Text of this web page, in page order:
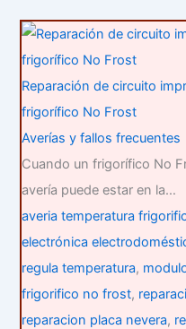
p
r
:Reparación de circuito
frigorífico No Frost
Averías y fallos frecuentes
Cuando un frigorífico No
avería puede estar en la…
averia temperatura
electrónica
regula temperatura,
frigorifico no frost,
reparacion placa nevera,